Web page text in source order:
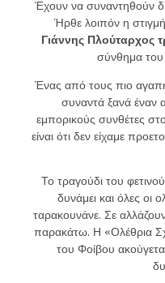
Έχουν να συναντηθούν
Ήρθε λοιπόν η
Γιάννης Πλούταρχος
σύνθημα του
Ένας από τους πιο
συναντά ξανά έναν
εμπορικούς συνθέτες
είναι ότι δεν είχαμε
Το τραγούδι του
δυνάμει και όλες οι
ταρακουνάνε. Σε
παρακάτω. Η «Ολέθρια
του Φοίβου